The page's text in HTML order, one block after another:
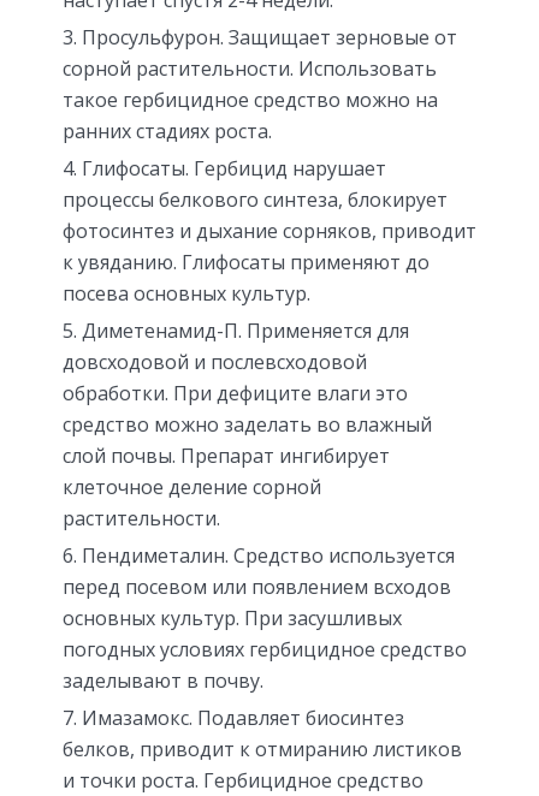
Просульфурон. Защищает зерновые от
сорной растительности. Использовать
такое гербицидное средство можно на
ранних стадиях роста.
Глифосаты. Гербицид нарушает
процессы белкового синтеза, блокирует
фотосинтез и дыхание сорняков, приводит
к увяданию. Глифосаты применяют до
посева основных культур.
Диметенамид-П. Применяется для
довсходовой и послевсходовой
обработки. При дефиците влаги это
средство можно заделать во влажный
слой почвы. Препарат ингибирует
клеточное деление сорной
растительности.
Пендиметалин. Средство используется
перед посевом или появлением всходов
основных культур. При засушливых
погодных условиях гербицидное средство
заделывают в почву.
Имазамокс. Подавляет биосинтез
белков, приводит к отмиранию листиков
и точки роста. Гербицидное средство